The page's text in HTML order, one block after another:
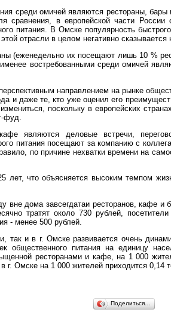
среди омичей являются рестораны,
сравнения, в европейской части
питания. В Омске популярность
отрасли в целом негативно сказывается
(еженедельно их посещают лишь 10 %
востребованными среди омичей
направлением на рынке
и даже те, кто уже оценил его
поскольку в европейских
фуд.
являются деловые встречи,
питания посещают за компанию с
по причине нехватки времени на
что объясняется высоким темпом
вне дома завсегдатаи ресторанов, кафе
тратят около 730 рублей,
- менее 500 рублей.
так и в г. Омске развивается очень
общественного питания на единицу
ресторанами и кафе, на 1 000
Омске на 1 000 жителей приходится 0,14
Поделиться…